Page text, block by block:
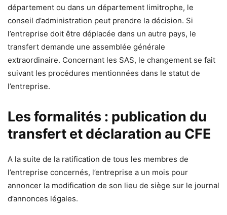
département ou dans un département limitrophe, le
conseil d’administration peut prendre la décision. Si
l’entreprise doit être déplacée dans un autre pays, le
transfert demande une assemblée générale
extraordinaire. Concernant les SAS, le changement se fait
suivant les procédures mentionnées dans le statut de
l’entreprise.
Les formalités : publication du
transfert et déclaration au CFE
A la suite de la ratification de tous les membres de
l’entreprise concernés, l’entreprise a un mois pour
annoncer la modification de son lieu de siège sur le journal
d’annonces légales.